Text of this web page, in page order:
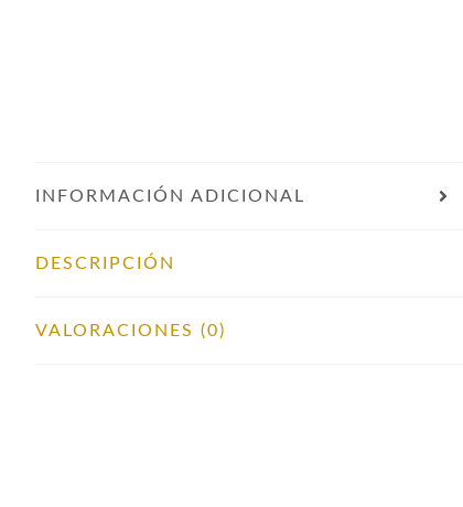
INFORMACIÓN ADICIONAL
DESCRIPCIÓN
VALORACIONES (0)